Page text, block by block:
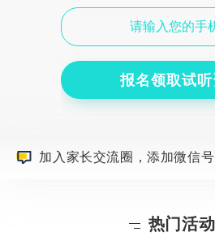
报名领取试
加入家长交流圈，添加微信
热门活动